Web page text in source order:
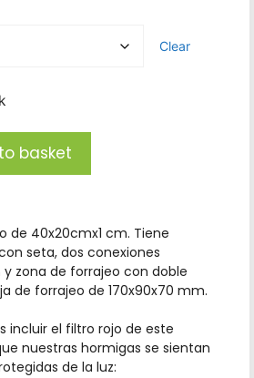
Clear
basket
de 40x20cmx1 cm. Tiene
seta, dos conexiones
zona de forrajeo con doble
de forrajeo de 170x90x70 mm.
incluir el filtro rojo de este
nuestras hormigas se sientan
de la luz: